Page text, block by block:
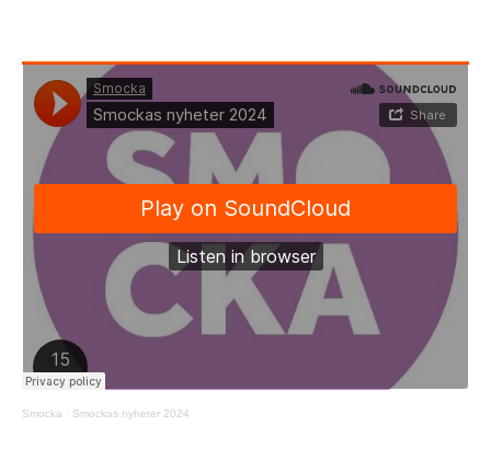
Smocka · Smockas nyheter 2024